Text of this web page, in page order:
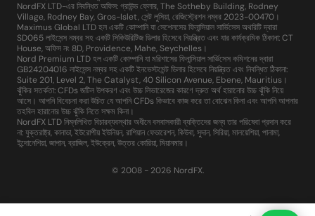
NordFX LTD-এর নিবন্ধিত অফিস: গ্রাউন্ড ফ্লোর, The Sotheby Building, Rodney
Village, Rodney Bay, Gros-Islet, সেন্ট লুসিয়া, রেজিস্ট্রেশন নম্বর 2023-00470।
Maximus Global LTD হল একটি কোম্পানি যা সেশেলসের ফিনান্সিয়াল সার্ভিসেস অথরিটি দ্বারা
SD065 লাইসেন্স নম্বর সহ একটি সিকিউরিটিজ ডিলার হিসেবে নিয়ন্ত্রিত এবং যার কার্যক্রমিক ঠিকানা: CT
House, অফিস নং 8D, Providence, Mahe, Seychelles।
Nord Premium LTD হল একটি কোম্পানি যা মরিশাসের ফিনান্সিয়াল সার্ভিসেস কমিশনের দ্বারা
GB24204016 লাইসেন্স নম্বর সহ একটি ইনভেস্টমেন্ট ডিলার হিসেবে নিয়ন্ত্রিত এবং নিবন্ধিত ঠিকানা:
Suite 201, Level 2, The Catalyst, 40 Silicon Avenue, Ebene, Mauritius।
ঝুঁকির সতর্কতা: CFDs জটিল উপকরণ এবং উচ্চ লিভারেজের কারণে দ্রুত অর্থ হারানোর উচ্চ ঝুঁকি নিয়ে
আসে। আপনি বিবেচনা করা উচিত যে আপনি CFDs কিভাবে কাজ করে তা বোঝেন কিনা এবং আপনি আপনার
তহবিল হারানোর উচ্চ ঝুঁকি নিতে সক্ষম কিনা।
NordFX LTD নিম্নলিখিত বিচারব্যবস্থার অধীনে বসবাসকারী ব্যক্তিদের জন্য তার পরিষেবা প্রদান করে
না: যুক্তরাষ্ট্র, কানাডা, ইউরোপীয় ইউনিয়ন, রাশিয়ান ফেডারেশন, কিউবা, সুদান, সিরিয়া, মালয়েশিয়া, পানামা,
ইন্দোনেশিয়া, জাপান, ব্রাজিল, ইউক্রেন, উত্তর কোরিয়া, মিয়ানমার।
© 2008 - 2026 NordFX.